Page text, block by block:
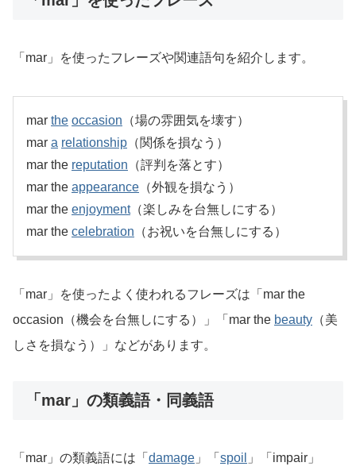
「mar」を使ったフレーズや関連語句を紹介します。
mar the occasion （場の雰囲気を壊す）
mar a relationship （関係を損なう）
mar the reputation （評判を落とす）
mar the appearance （外観を損なう）
mar the enjoyment（楽しみを台無しにする）
mar the celebration （お祝いを台無しにする）
「mar」を使ったよく使われるフレーズは「mar the
occasion（機会を台無しにする）」「mar the beauty （美
しさを損なう）」などがあります。
「mar」の類義語・同義語
「mar」の類義語には「 damage 」「 spoil 」「impair」